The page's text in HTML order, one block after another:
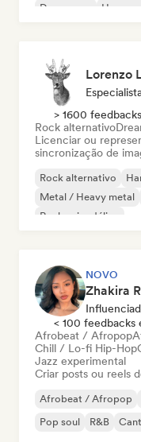
Dream pop
House
Lorenzo
> 1600
Rock alternativo
Licenciar ou
sincronização de
Rock alternativo
Metal / Heavy metal
Rock psicodélico
NOVO
Zhakira
< 100 feedbacks
Afrobeat / Afropop
Chill / Lo-fi Hip-Hop
Jazz experimental
Criar posts ou reels
Afrobeat / Afropop
Pop soul
R&B